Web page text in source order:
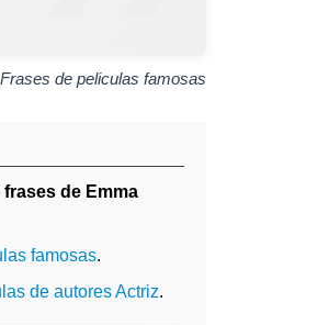
Frases de peliculas famosas
frases de Emma
famosas.
de autores Actriz.